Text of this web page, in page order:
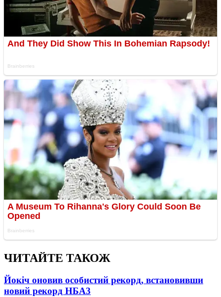
ЧИТАЙТЕ ТАКОЖ
Йокіч оновив особистий рекорд, встановивши
новий рекорд НБА3